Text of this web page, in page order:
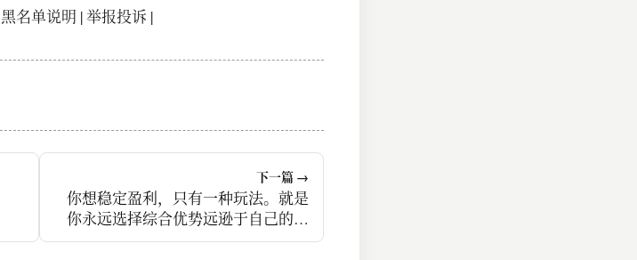
黑名单说明 |举报投诉 |
下一篇 →
你想稳定盈利，只有一种玩法。就是
你永远选择综合优势远逊于自己的对
手。